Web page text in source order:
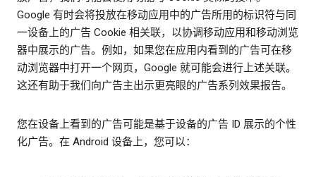
Google 有时会将投放在移动应用中的广告所用的标识符与同
一设备上的广告 Cookie 相关联，以协调移动应用和移动浏览
器中展示的广告。例如，如果您在应用内看到的广告可在移
动浏览器中打开一个网页，Google 就可能会进行上述关联。
这还有助于我们向广告主出示更亮眼的广告系列效果报告。
您在设备上看到的广告可能是基于设备的广告 ID 展示的个性
化广告。在 Android 设备上，您可以：